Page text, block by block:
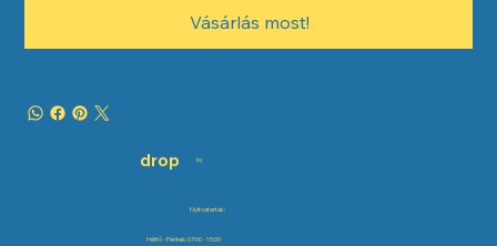
Vásárlás most!
drop by
Nyitvatartás:
Hétfő - Péntek: 07:00 - 15:00